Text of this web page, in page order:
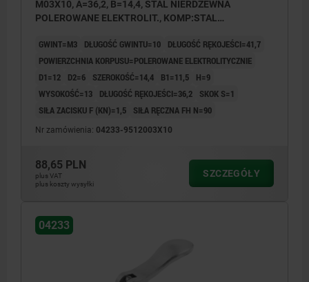
mocującej
M03X10, A=36,2, B=14,4, STAL NIERDZEWNA
POLEROWANE ELEKTROLIT., KOMP:STAL
GWINT=M3 DŁUGOŚĆ GWINTU=10
DŁUGOŚĆ RĘKOJEŚCI=41,7
POWIERZCHNIA KORPUSU=POLEROWANE ELEKTROLITYCZNIE
D1=12
D2=6 SZEROKOŚĆ=14,4 B1=11,5
H=9
WYSOKOŚĆ=13
DŁUGOŚĆ RĘKOJEŚCI=36,2
SKOK S=1
SIŁA ZACISKU F (KN)=1,5
SIŁA RĘCZNA FH N=90
Nr zamówienia: 04233-9512003X10
88,65 PLN
plus VAT
plus koszty wysyłki
SZCZEGÓŁY
04233